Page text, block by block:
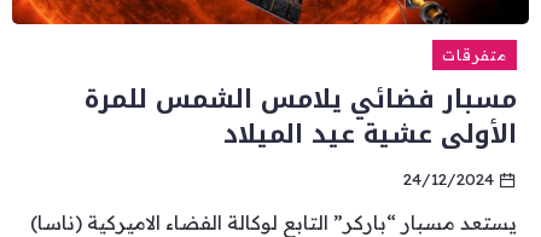
متفرقات
مسبار فضائي يلامس الشمس للمرة
الأولى عشية عيد الميلاد
24/12/2024
يستعد مسبار “باركر” التابع لوكالة الفضاء الاميركية (ناسا)